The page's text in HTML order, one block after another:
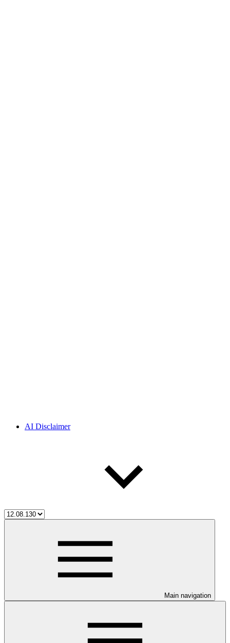
AI Disclaimer
Main navigation